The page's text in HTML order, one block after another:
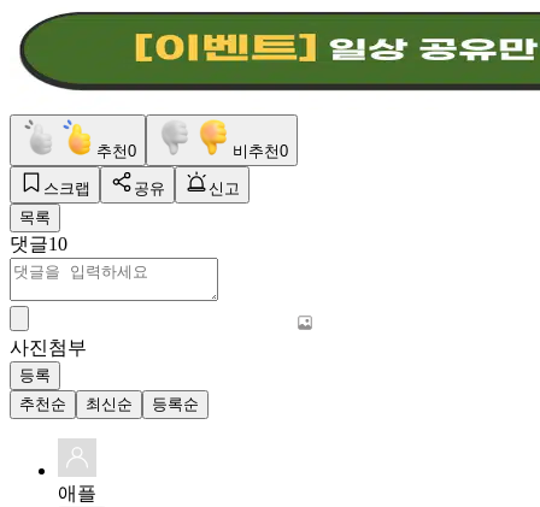
추천0 비추천0
스크랩 공유
신고
목록
댓글10
사진첨부
등록
추천순
최신순 등록순
애플